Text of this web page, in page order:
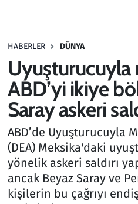
HABERLER DÜNYA
Uyuşturucuyla
ABD’yi ikiye
Saray askeri
ABD’de Uyuşturucuyla
(DEA) Meksika'daki
yönelik askeri saldırı
ancak Beyaz Saray ve
kişilerin bu çağrıyı
Haber
Kültür Sanat
Kurumsal Haberler
Lezzet Durağı
Memur ve Kamu
Otomobil